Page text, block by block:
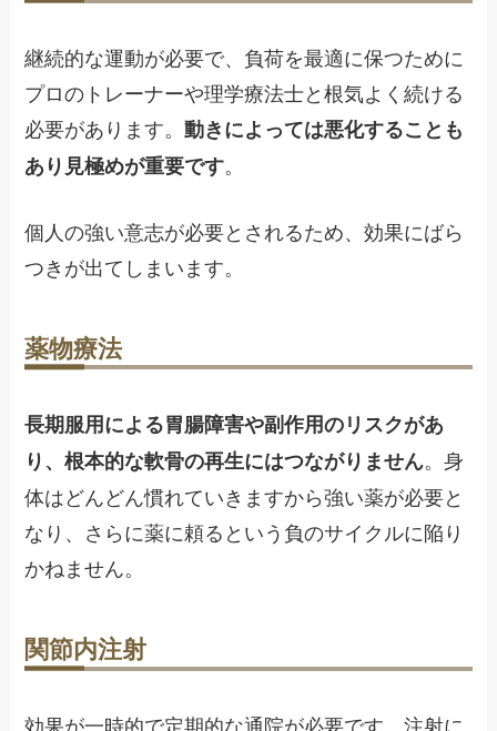
継続的な運動が必要で、負荷を最適に保つために
プロのトレーナーや理学療法士と根気よく続ける
必要があります。動きによっては悪化することも
あり見極めが重要です。
個人の強い意志が必要とされるため、効果にばら
つきが出てしまいます。
薬物療法
長期服用による胃腸障害や副作用のリスクがあ
り、根本的な軟骨の再生にはつながりません。身
体はどんどん慣れていきますから強い薬が必要と
なり、さらに薬に頼るという負のサイクルに陥り
かねません。
関節内注射
効果が一時的で定期的な通院が必要です。注射に